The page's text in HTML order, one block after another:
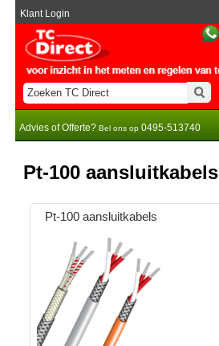
Klant Login
Advies of Offerte? Bel ons op 0495-513740
Pt-100 aansluitkabels
Pt-100 aansluitkabels